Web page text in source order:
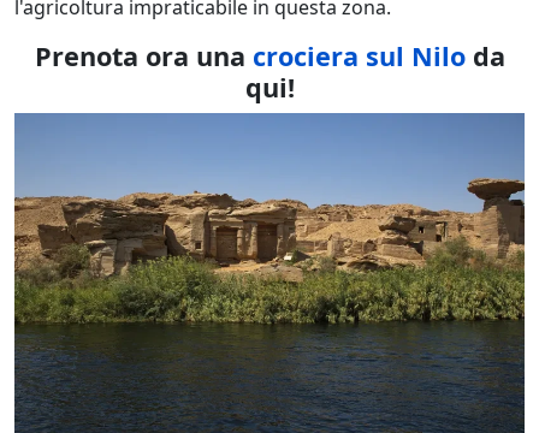
l'agricoltura impraticabile in questa zona.
Prenota ora una crociera sul Niloda
qui!